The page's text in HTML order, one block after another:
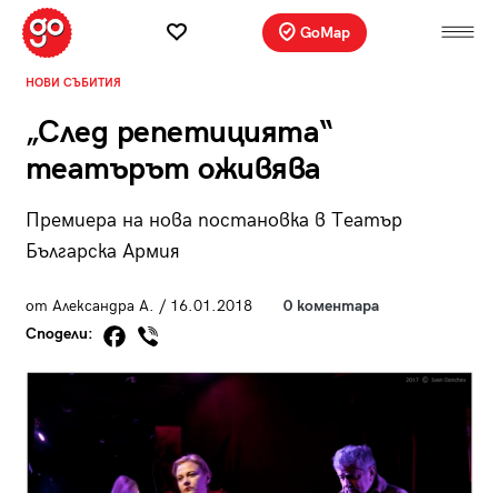
GoMap
НОВИ СЪБИТИЯ
„След репетицията“
театърът оживява
Премиера на нова постановка в Театър
Българска Армия
от Александра А. / 16.01.2018
0 коментара
Сподели: